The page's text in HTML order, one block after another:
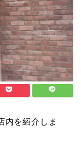
内を紹介しま